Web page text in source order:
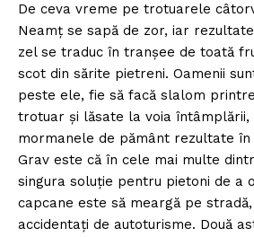
De ceva vreme pe trotuarele
Neamţ se sapă de zor, iar
zel se traduc în tranşee de toată
scot din sărite pietreni. Oamenii
peste ele, fie să facă slalom
trotuar şi lăsate la voia întâmplării,
mormanele de pământ rezultate în
Grav este că în cele mai multe
singura soluţie pentru pietoni de a
capcane este să meargă pe
accidentaţi de autoturisme. Două